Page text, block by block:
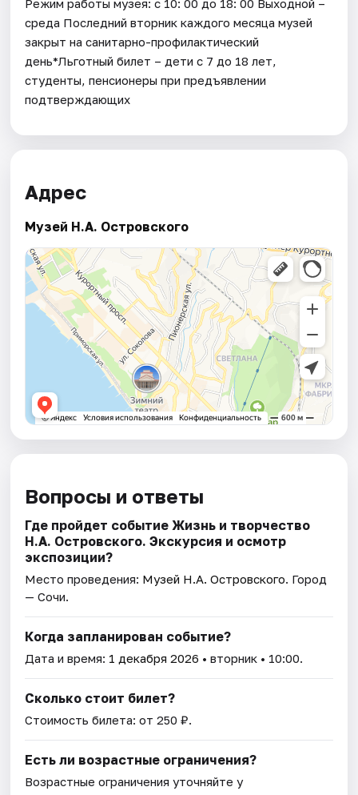
Режим работы музея: с 10: 00 до 18: 00 Выходной –
среда Последний вторник каждого месяца музей
закрыт на санитарно-профилактический
день*Льготный билет – дети с 7 до 18 лет,
студенты, пенсионеры при предъявлении
подтверждающих
Адрес
Музей Н.А. Островского
Вопросы и ответы
Где пройдет событие Жизнь и творчество
Н.А. Островского. Экскурсия и осмотр
экспозиции?
Место проведения: Музей Н.А. Островского. Город
— Сочи.
Когда запланирован событие?
Дата и время: 1 декабря 2026 • вторник • 10:00.
Сколько стоит билет?
Стоимость билета: от 250 ₽.
Есть ли возрастные ограничения?
Возрастные ограничения уточняйте у